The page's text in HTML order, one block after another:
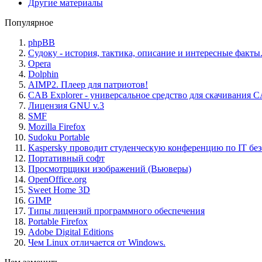
Другие материалы
Популярное
phpBB
Судоку - история, тактика, описание и интересные факты.
Opera
Dolphin
AIMP2. Плеер для патриотов!
CAB Explorer - универсальное средство для скачивания
Лицензия GNU v.3
SMF
Mozilla Firefox
Sudoku Portable
Kaspersky проводит студенческую конференцию по IT
Портативный софт
Просмотрщики изображений (Вьюверы)
OpenOffice.org
Sweet Home 3D
GIMP
Типы лицензий программного обеспечения
Portable Firefox
Adobe Digital Editions
Чем Linux отличается от Windows.